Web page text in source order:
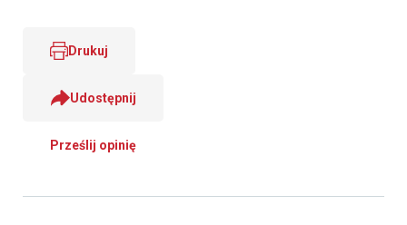
Drukuj
Udostępnij
Prześlij opinię